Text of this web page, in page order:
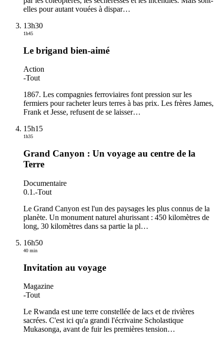
elles pour autant vouées à dispar…
13h30
1h45
Le brigand bien-aimé
Action
-Tout
1867. Les compagnies ferroviaires font pression sur les
fermiers pour racheter leurs terres à bas prix. Les frères James,
Frank et Jesse, refusent de se laisser…
15h15
1h35
Grand Canyon : Un voyage au centre de la
Terre
Documentaire
0.1.-Tout
Le Grand Canyon est l'un des paysages les plus connus de la
planète. Un monument naturel ahurissant : 450 kilomètres de
long, 30 kilomètres dans sa partie la pl…
16h50
40 min
Invitation au voyage
Magazine
-Tout
Le Rwanda est une terre constellée de lacs et de rivières
sacrées. C'est ici qu'a grandi l'écrivaine Scholastique
Mukasonga, avant de fuir les premières tension…